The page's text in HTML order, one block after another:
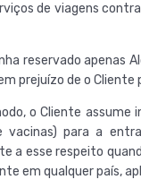
de viagens
reservado apenas
prejuízo de o Cliente
o Cliente
vacinas) para a
a esse respeito
em qualquer país,